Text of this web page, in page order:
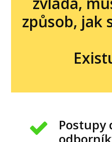
způsob, jak
Postupy